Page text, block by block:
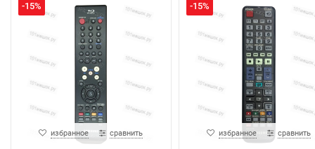
-15%
избранное сравнить
-15%
избранное сравнить